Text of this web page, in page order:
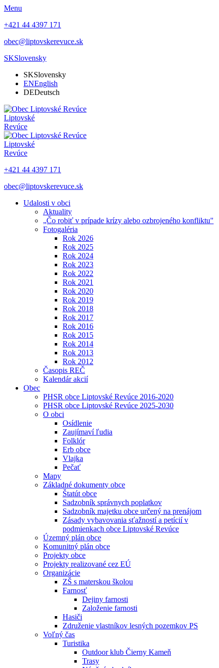
Menu
+421 44 4397 171
obec@liptovskerevuce.sk
SKSlovensky
SKSlovensky
ENEnglish
DEDeutsch
Liptovské
Revúce
Liptovské
Revúce
+421 44 4397 171
obec@liptovskerevuce.sk
Udalosti v obci
Aktuality
„Čo robiť v prípade krízy alebo ozbrojeného konfliktu"
Fotogaléria
Rok 2026
Rok 2025
Rok 2024
Rok 2023
Rok 2022
Rok 2021
Rok 2020
Rok 2019
Rok 2018
Rok 2017
Rok 2016
Rok 2015
Rok 2014
Rok 2013
Rok 2012
Časopis REČ
Kalendár akcií
Obec
PHSR obce Liptovské Revúce 2016-2020
PHSR obce Liptovské Revúce 2025-2030
O obci
Osídlenie
Zaujímaví ľudia
Folklór
Erb obce
Vlajka
Pečať
Mapy
Základné dokumenty obce
Štatút obce
Sadzobník správnych poplatkov
Sadzobník majetku obce určený na prenájom
Zásady vybavovania sťažností a petícií v
podmienkach obce Liptovské Revúce
Územný plán obce
Komunitný plán obce
Projekty obce
Projekty realizované cez EÚ
Organizácie
ZŠ s materskou školou
Farnosť
Dejiny farnosti
Založenie farnosti
Hasiči
Združenie vlastníkov lesných pozemkov PS
Voľný čas
Turistika
Outdoor klub Čierny Kameň
Trasy